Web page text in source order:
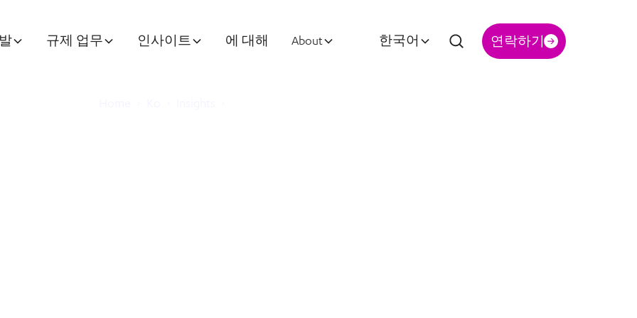
규제 업무 인사이트 에 대해 About 한국어 연락하기